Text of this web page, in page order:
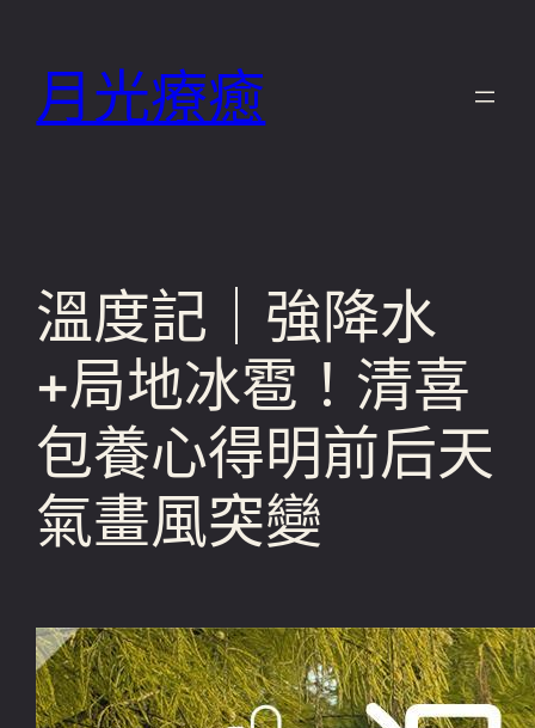
月光療癒
溫度記｜強降水
+局地冰雹！清喜
包養心得明前后天
氣畫風突變